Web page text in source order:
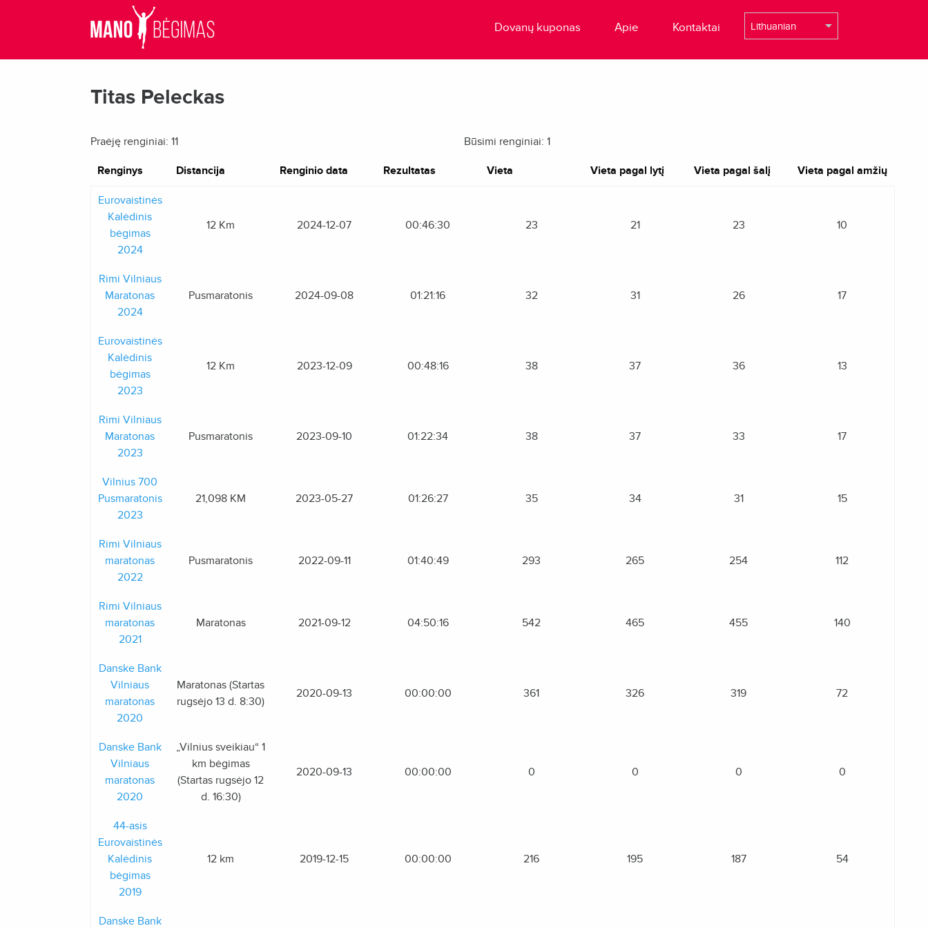
Dovanų kuponas Apie Kontaktai
Titas Peleckas
Praėję renginiai: 11 Būsimi renginiai: 1
Renginys Distancija Renginio data Rezultatas Vieta Vieta pagal lytį Vieta pagal šalį Vieta pagal amžių
Eurovaistinės
Kalėdinis
bėgimas
2024
12 Km 2024-12-07 00:46:30 23 21 23 10
Rimi Vilniaus
Maratonas
2024
Pusmaratonis 2024-09-08 01:21:16 32 31 26 17
Eurovaistinės
Kalėdinis
bėgimas
2023
12 Km 2023-12-09 00:48:16 38 37 36 13
Rimi Vilniaus
Maratonas
2023
Pusmaratonis 2023-09-10 01:22:34 38 37 33 17
Vilnius 700
Pusmaratonis
2023
21,098 KM 2023-05-27 01:26:27 35 34 31 15
Rimi Vilniaus
maratonas
2022
Pusmaratonis 2022-09-11 01:40:49 293 265 254 112
Rimi Vilniaus
maratonas
2021
Maratonas 2021-09-12 04:50:16 542 465 455 140
Danske Bank
Vilniaus
maratonas
2020
Maratonas (Startas
rugsėjo 13 d. 8:30)
2020-09-13 00:00:00 361 326 319 72
Danske Bank
Vilniaus
maratonas
2020
„Vilnius sveikiau“ 1
km bėgimas
(Startas rugsėjo 12
d. 16:30)
2020-09-13 00:00:00 0 0 0 0
44-asis
Eurovaistinės
Kalėdinis
bėgimas
2019
12 km 2019-12-15 00:00:00 216 195 187 54
Danske Bank